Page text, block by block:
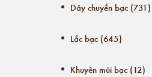
Dây chuyền bạc (731)
Lắc bạc (645)
Khuyên mũi bạc (12)